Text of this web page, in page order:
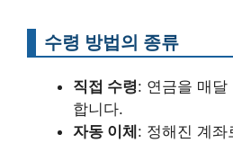
수령 방법의 종류
직접 수령: 연금을 매달
합니다.
자동 이체: 정해진 계좌